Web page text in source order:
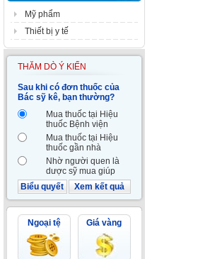
Mỹ phẩm
Thiết bị y tế
THĂM DÒ Ý KIẾN
Sau khi có đơn thuốc của
Bác sỹ kê, bạn thường?
Mua thuốc tại Hiệu
thuốc Bệnh viện
Mua thuốc tại Hiệu
thuốc gần nhà
Nhờ người quen là
dược sỹ mua giúp
Biểu quyết
Xem kết quả
Ngoại tệ Giá vàng